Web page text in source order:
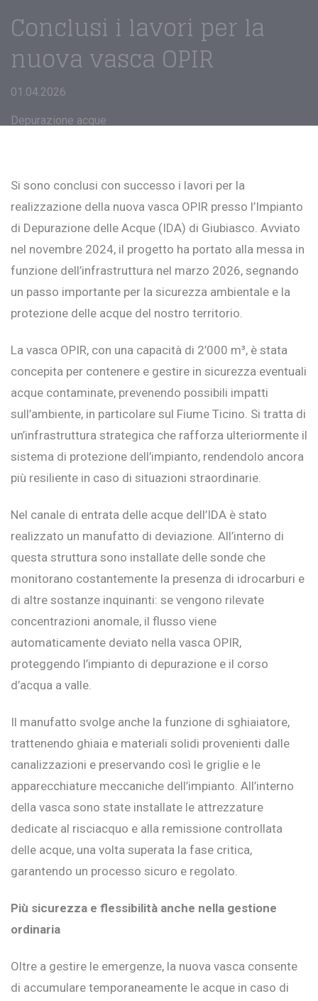
Conclusi i lavori per la
nuova vasca OPIR
01.04.2026
Depurazione acque
Si sono conclusi con successo i lavori per la
realizzazione della nuova vasca OPIR presso l’Impianto
di Depurazione delle Acque (IDA) di Giubiasco. Avviato
nel novembre 2024, il progetto ha portato alla messa in
funzione dell’infrastruttura nel marzo 2026, segnando
un passo importante per la sicurezza ambientale e la
protezione delle acque del nostro territorio.
La vasca OPIR, con una capacità di 2’000 m³, è stata
concepita per contenere e gestire in sicurezza eventuali
acque contaminate, prevenendo possibili impatti
sull’ambiente, in particolare sul Fiume Ticino. Si tratta di
un’infrastruttura strategica che rafforza ulteriormente il
sistema di protezione dell’impianto, rendendolo ancora
più resiliente in caso di situazioni straordinarie.
Nel canale di entrata delle acque dell’IDA è stato
realizzato un manufatto di deviazione. All’interno di
questa struttura sono installate delle sonde che
monitorano costantemente la presenza di idrocarburi e
di altre sostanze inquinanti: se vengono rilevate
concentrazioni anomale, il flusso viene
automaticamente deviato nella vasca OPIR,
proteggendo l’impianto di depurazione e il corso
d’acqua a valle.
Il manufatto svolge anche la funzione di sghiaiatore,
trattenendo ghiaia e materiali solidi provenienti dalle
canalizzazioni e preservando così le griglie e le
apparecchiature meccaniche dell’impianto. All’interno
della vasca sono state installate le attrezzature
dedicate al risciacquo e alla remissione controllata
delle acque, una volta superata la fase critica,
garantendo un processo sicuro e regolato.
Più sicurezza e flessibilità anche nella gestione
ordinaria
Oltre a gestire le emergenze, la nuova vasca consente
di accumulare temporaneamente le acque in caso di